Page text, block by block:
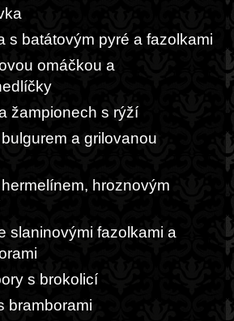
s batátovým pyré a fazolkami
omáčkou a
žampionech s rýží
a grilovanou
hroznovým
slaninovými fazolkami a
s brokolicí
bramborami